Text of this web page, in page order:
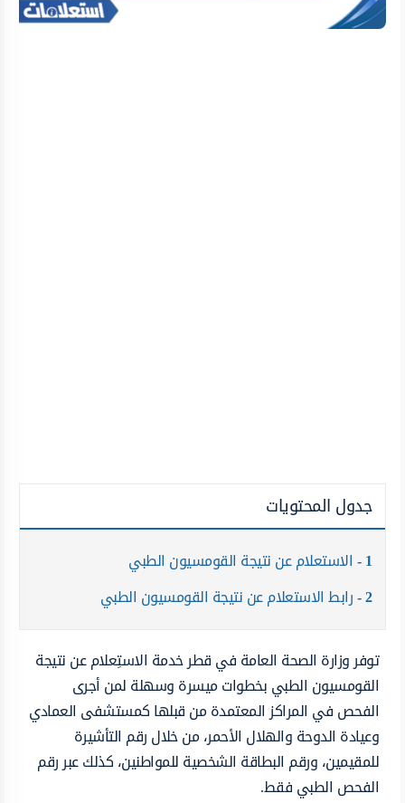
جدول المحتويات
1 الاستعلام عن نتيجة القومسيون الطبي
2 رابط الاستعلام عن نتيجة القومسيون الطبي
توفر وزارة الصحة العامة في قطر خدمة الاستِعلام عن نتيجة
القومسيون الطبي بخطوات ميسرة وسهلة لمن أجرى
الفحص في المراكز المعتمدة من قبلها كمستشفى العمادي
وعيادة الدوحة والهلال الأحمر، من خلال رقم التأشيرة
للمقيمين، ورقم البطاقة الشخصية للمواطنين، كذلك عبر رقم
الفحص الطبي فقط.